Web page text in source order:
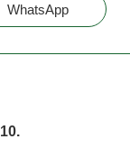
WhatsApp